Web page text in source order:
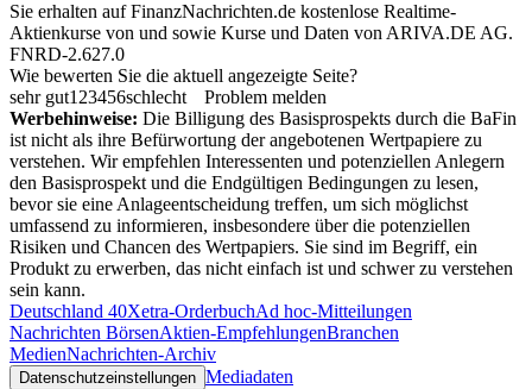
Sie erhalten auf FinanzNachrichten.de kostenlose Realtime-
Aktienkurse von und sowie Kurse und Daten von ARIVA.DE AG.
FNRD-2.627.0
Wie bewerten Sie die aktuell angezeigte Seite?
sehr gut1 23456schlecht
Problem melden
Werbehinweise: Die Billigung des Basisprospekts durch die BaFin
ist nicht als ihre Befürwortung der angebotenen Wertpapiere zu
verstehen. Wir empfehlen Interessenten und potenziellen Anlegern
den Basisprospekt und die Endgültigen Bedingungen zu lesen,
bevor sie eine Anlageentscheidung treffen, um sich möglichst
umfassend zu informieren, insbesondere über die potenziellen
Risiken und Chancen des Wertpapiers. Sie sind im Begriff, ein
Produkt zu erwerben, das nicht einfach ist und schwer zu verstehen
sein kann.
Deutschland 40Xetra-OrderbuchAd hoc-Mitteilungen
Nachrichten BörsenAktien-EmpfehlungenBranchen
MedienNachrichten-Archiv
Datenschutzeinstellungen Mediadaten